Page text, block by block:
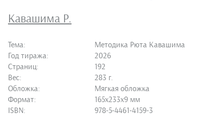
Кавашима Р.
Тема:
Методика Рюта Кавашима
Год тиража:
2026
Страниц:
192
Вес:
283 г.
Обложка:
Мягкая обложка
Формат:
165х233х9 мм
ISBN:
978-5-4461-4159-3